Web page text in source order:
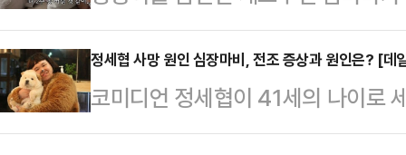
한 자세로 작업할 경우…
고 계시죠? 일단 저부터 잘 챙겨보
상의 이유로 라디오 생방송에 불참
맡았다. 엄지인 아나운서는 이날 "
에 많이…
소한 가운데, 해당 질환에 관심이
에 나와 "우리에게 막달이 왔다"며
은 쌍둥이 엄마가 입덧 vs 막달 (중
치 않게 많았다"며 "어제부터 '이래
정세협 사망 원인 심장마비, 전조 증상과 원인은? [데
코미디언 정세협이 41세의 나이로
공식 SNS를 통해 "정세협님의 안